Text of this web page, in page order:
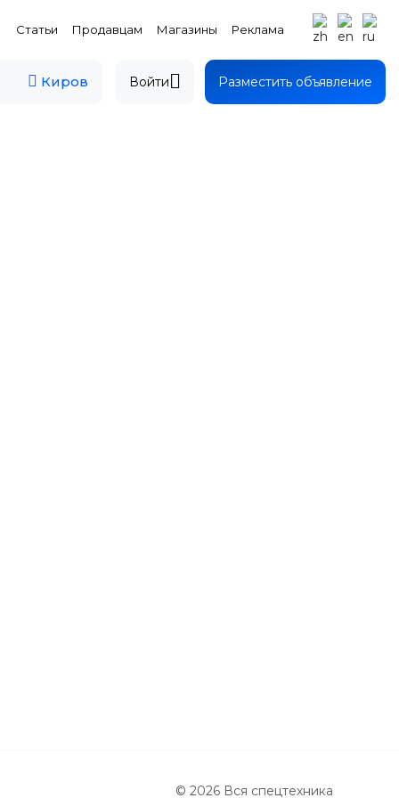
Статьи Продавцам Магазины Реклама
Киров Войти Разместить объявление
© 2026 Вся спецтехника